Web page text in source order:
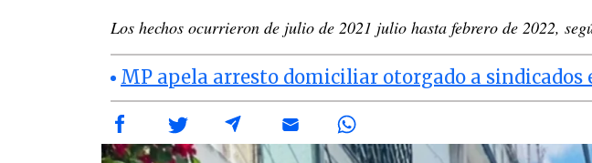
Los hechos ocurrieron de julio de 2021 julio hasta febrero de 2022,
MP apela arresto domiciliar otorgado a